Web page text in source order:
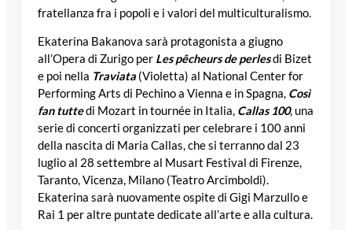
fratellanza fra i popoli e i valori del multiculturalismo.
Ekaterina Bakanova sarà protagonista a giugno
all’Opera di Zurigo per Les pêcheurs de perlesdi Bizet
e poi nella Traviata (Violetta) al National Center for
Performing Arts di Pechino a Vienna e in Spagna, Così
fan tuttedi Mozart in tournée in Italia, Callas 100, una
serie di concerti organizzati per celebrare i 100 anni
della nascita di Maria Callas, che si terranno dal 23
luglio al 28 settembre al Musart Festival di Firenze,
Taranto, Vicenza, Milano (Teatro Arcimboldi).
Ekaterina sarà nuovamente ospite di Gigi Marzullo e
Rai 1 per altre puntate dedicate all’arte e alla cultura.